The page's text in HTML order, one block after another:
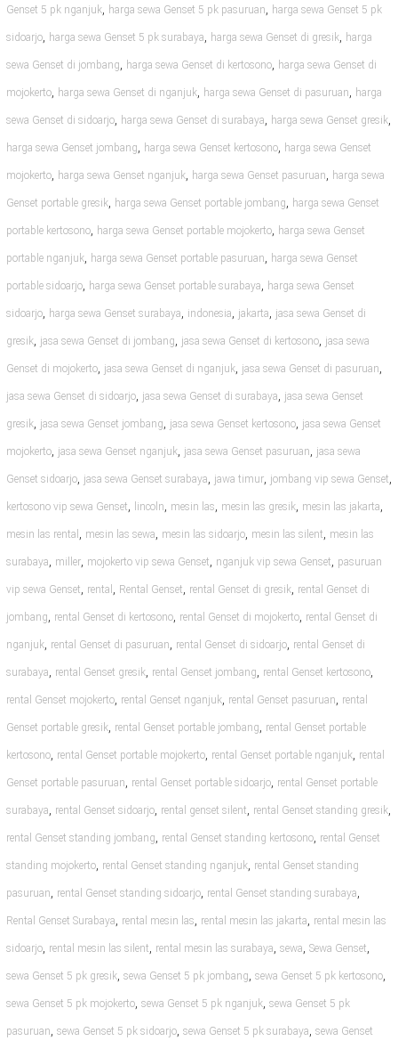
Genset 5 pk nganjuk, harga sewa Genset 5 pk pasuruan, harga sewa Genset 5 pk
sidoarjo, harga sewa Genset 5 pk surabaya, harga sewa Genset di gresik, harga
sewa Genset di jombang, harga sewa Genset di kertosono, harga sewa Genset di
mojokerto, harga sewa Genset di nganjuk, harga sewa Genset di pasuruan, harga
sewa Genset di sidoarjo, harga sewa Genset di surabaya, harga sewa Genset gresik,
harga sewa Genset jombang, harga sewa Genset kertosono, harga sewa Genset
mojokerto, harga sewa Genset nganjuk, harga sewa Genset pasuruan, harga sewa
Genset portable gresik, harga sewa Genset portable jombang, harga sewa Genset
portable kertosono, harga sewa Genset portable mojokerto, harga sewa Genset
portable nganjuk, harga sewa Genset portable pasuruan, harga sewa Genset
portable sidoarjo, harga sewa Genset portable surabaya, harga sewa Genset
sidoarjo, harga sewa Genset surabaya, indonesia, jakarta, jasa sewa Genset di
gresik, jasa sewa Genset di jombang, jasa sewa Genset di kertosono, jasa sewa
Genset di mojokerto, jasa sewa Genset di nganjuk, jasa sewa Genset di pasuruan,
jasa sewa Genset di sidoarjo, jasa sewa Genset di surabaya, jasa sewa Genset
gresik, jasa sewa Genset jombang, jasa sewa Genset kertosono, jasa sewa Genset
mojokerto, jasa sewa Genset nganjuk, jasa sewa Genset pasuruan, jasa sewa
Genset sidoarjo, jasa sewa Genset surabaya, jawa timur, jombang vip sewa Genset,
kertosono vip sewa Genset, lincoln, mesin las, mesin las gresik, mesin las jakarta,
mesin las rental , mesin las sewa, mesin las sidoarjo, mesin las silent, mesin las
surabaya, miller, mojokerto vip sewa Genset, nganjuk vip sewa Genset, pasuruan
vip sewa Genset, rental , Rental Genset, rental Genset di gresik, rental Genset di
jombang, rental Genset di kertosono, rental Genset di mojokerto, rental Genset di
nganjuk, rental Genset di pasuruan, rental Genset di sidoarjo, rental Genset di
surabaya, rental Genset gresik, rental Genset jombang, rental Genset kertosono,
rental Genset mojokerto, rental Genset nganjuk, rental Genset pasuruan, rental
Genset portable gresik, rental Genset portable jombang, rental Genset portable
kertosono, rental Genset portable mojokerto, rental Genset portable nganjuk, rental
Genset portable pasuruan, rental Genset portable sidoarjo, rental Genset portable
surabaya, rental Genset sidoarjo, rental genset silent, rental Genset standing gresik,
rental Genset standing jombang, rental Genset standing kertosono, rental Genset
standing mojokerto, rental Genset standing nganjuk, rental Genset standing
pasuruan, rental Genset standing sidoarjo, rental Genset standing surabaya,
Rental Genset Surabaya, rental mesin las, rental mesin las jakarta, rental mesin las
sidoarjo, rental mesin las silent, rental mesin las surabaya, sewa, Sewa Genset,
sewa Genset 5 pk gresik, sewa Genset 5 pk jombang, sewa Genset 5 pk kertosono,
sewa Genset 5 pk mojokerto, sewa Genset 5 pk nganjuk, sewa Genset 5 pk
pasuruan, sewa Genset 5 pk sidoarjo, sewa Genset 5 pk surabaya, sewa Genset